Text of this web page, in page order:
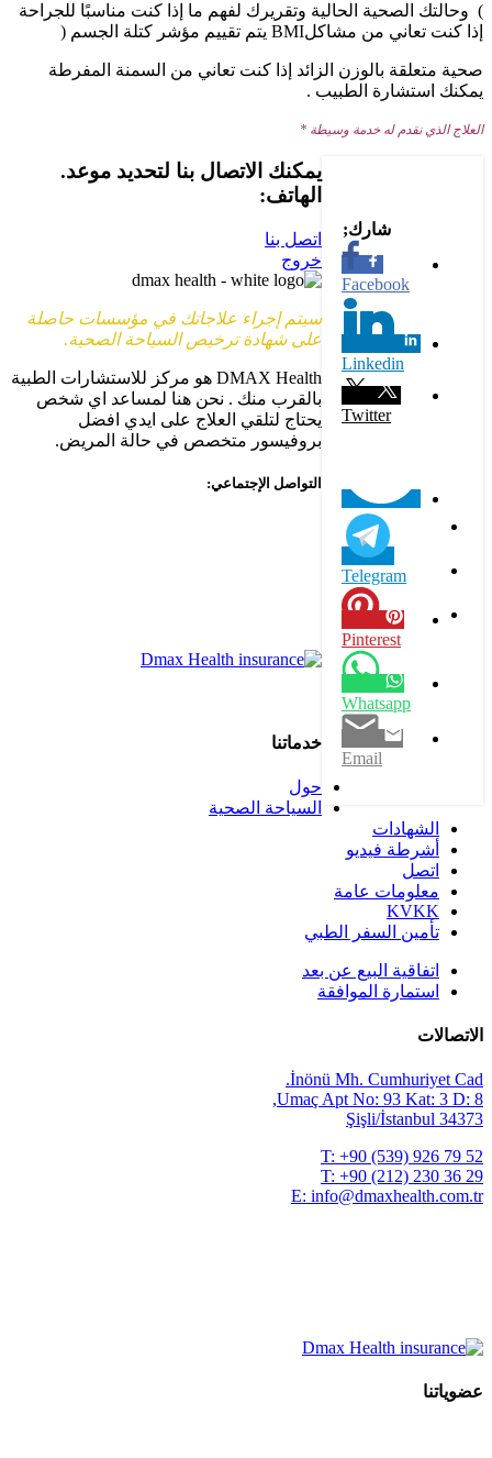
) وحالتك الصحية الحالية وتقريرك لفهم ما إذا كنت مناسبًا للجراحة
إذا كنت تعاني من مشاكلBMI يتم تقييم مؤشر كتلة الجسم (
صحية متعلقة بالوزن الزائد إذا كنت تعاني من السمنة المفرطة
يمكنك استشارة الطبيب .
العلاج الذي نقدم له خدمة وسيطة *
Facebook
Linkedin
Twitter
Telegram
Pinterest
Whatsapp
Email
يمكنك الاتصال بنا لتحديد موعد.
الهاتف:
اتصل بنا
خروج
سيتم إجراء علاجاتك في مؤسسات حاصلة
على شهادة ترخيص السياحة الصحية.
DMAX Health هو مركز للاستشارات الطبية
بالقرب منك . نحن هنا لمساعد اي شخص
يحتاج لتلقي العلاج على ايدي افضل
بروفيسور متخصص في حالة المريض.
التواصل الإجتماعي:
خدماتنا
حول
السياحة الصحية
الشهادات
أشرطة فيديو
اتصل
معلومات عامة
KVKK
تأمين السفر الطبي
اتفاقية البيع عن بعد
استمارة الموافقة
الاتصالات
İnönü Mh. Cumhuriyet Cad.
Umaç Apt No: 93 Kat: 3 D: 8,
34373 Şişli/İstanbul
T: +90 (539) 926 79 52
T: +90 (212) 230 36 29
E: info@dmaxhealth.com.tr
عضوياتنا